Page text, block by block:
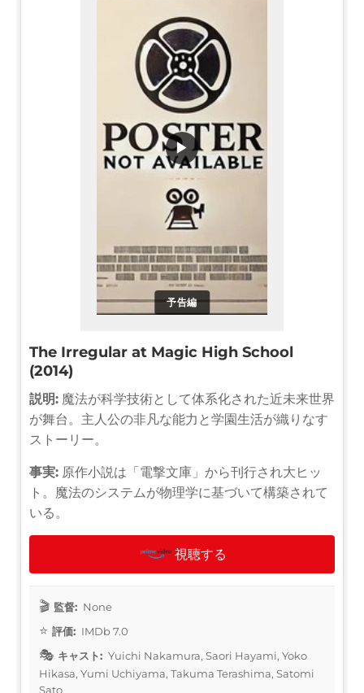
予告編
▶
The Irregular at Magic High School
(2014)
説明: 魔法が科学技術として体系化された近未来世界
が舞台。主人公の非凡な能力と学園生活が織りなす
ストーリー。
事実: 原作小説は「電撃文庫」から刊行され大ヒッ
ト。魔法のシステムが物理学に基づいて構築されて
いる。
視聴する
監督: None
評価: IMDb 7.0
キャスト: Yuichi Nakamura, Saori Hayami, Yoko
Hikasa, Yumi Uchiyama, Takuma Terashima, Satomi
Sato